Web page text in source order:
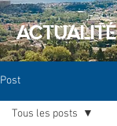
ACTUALITÉ
Post
Tous les posts